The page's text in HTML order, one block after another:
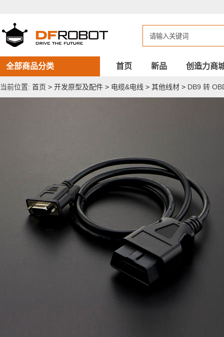
OBD
II
连
接
线
全部商品分类 首页 新品 创造力商
当前位置: 首页 > 开发原型及配件 > 电缆&电线 > 其他线材 > DB9 转